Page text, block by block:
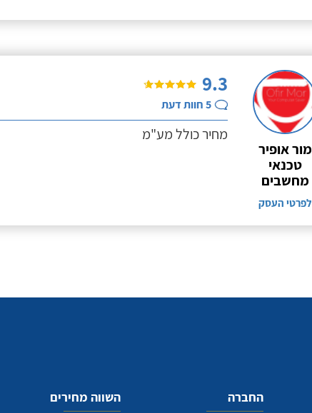
מור אופיר
טכנאי
מחשבים
לפרטי העסק
9.3
5חוות דעת
מחיר כולל מע"מ
החברה השווה מחירים